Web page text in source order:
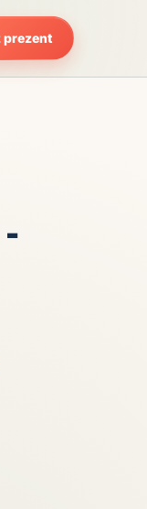
prezent